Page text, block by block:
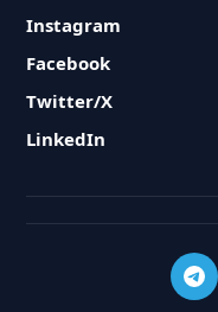
Instagram
Facebook
Twitter/X
LinkedIn